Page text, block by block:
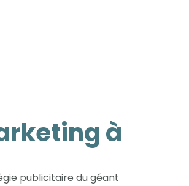
à
publicitaire du géant